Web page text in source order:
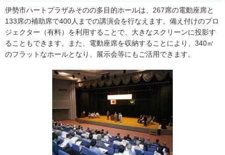
伊勢市ハートプラザみそのの多目的ホールは、267席の電動座席と
133席の補助席で400人までの講演会を行なえます。備え付けのプロ
ジェクター（有料）を利用することで、大きなスクリーンに投影す
ることもできます。また、電動座席を収納することにより、340㎡
のフラットなホールとなり、展示会等にもご活用できます。